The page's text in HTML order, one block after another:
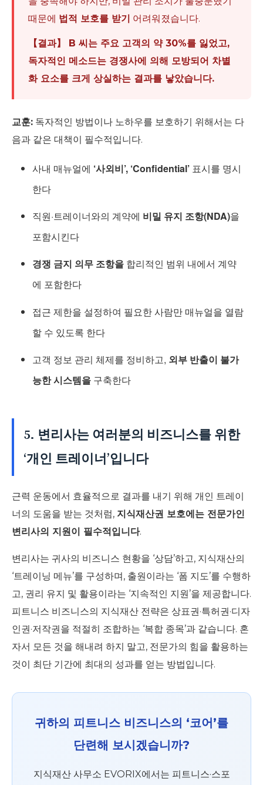
때문에 법적 보호를 받기 어려워졌습니다.
【결과】 B 씨는 주요 고객의 약 30%를 잃었고,
독자적인 메소드는 경쟁사에 의해 모방되어 차별
화 요소를 크게 상실하는 결과를 낳았습니다.
교훈: 독자적인 방법이나 노하우를 보호하기 위해서는 다
음과 같은 대책이 필수적입니다.
사내 매뉴얼에 ‘사외비’, ‘Confidential’ 표시를 명시
한다
직원·트레이너와의 계약에 비밀 유지 조항(NDA)을
포함시킨다
경쟁 금지 의무 조항을 합리적인 범위 내에서 계약
에 포함한다
접근 제한을 설정하여 필요한 사람만 매뉴얼을 열람
할 수 있도록 한다
고객 정보 관리 체제를 정비하고, 외부 반출이 불가
능한 시스템을 구축한다
5. 변리사는 여러분의 비즈니스를 위한
‘개인 트레이너’입니다
근력 운동에서 효율적으로 결과를 내기 위해 개인 트레이
너의 도움을 받는 것처럼, 지식재산권 보호에는 전문가인
변리사의 지원이 필수적입니다.
변리사는 귀사의 비즈니스 현황을 ‘상담’하고, 지식재산의
‘트레이닝 메뉴’를 구성하며, 출원이라는 ‘폼 지도’를 수행하
고, 권리 유지 및 활용이라는 ‘지속적인 지원’을 제공합니다.
피트니스 비즈니스의 지식재산 전략은 상표권·특허권·디자
인권·저작권을 적절히 조합하는 ‘복합 종목’과 같습니다. 혼
자서 모든 것을 해내려 하지 말고, 전문가의 힘을 활용하는
것이 최단 기간에 최대의 성과를 얻는 방법입니다.
귀하의 피트니스 비즈니스의 ‘코어’를
단련해 보시겠습니까?
지식재산 사무소 EVORIX에서는 피트니스·스포